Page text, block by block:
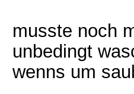
musste noch
unbedingt
wenns um